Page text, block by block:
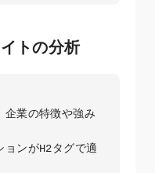
トの分析
業の特徴や強み
ンがH2タグで適